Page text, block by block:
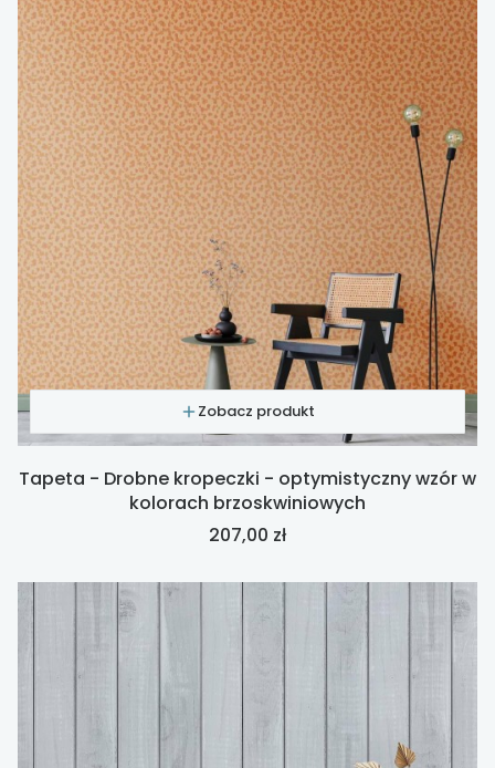
Zobacz produkt
Tapeta - Drobne kropeczki - optymistyczny wzór w
kolorach brzoskwiniowych
Cena
207,00 zł